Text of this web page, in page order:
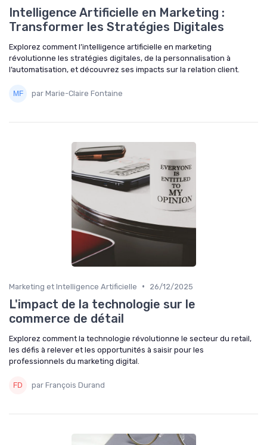
Intelligence Artificielle en Marketing :
Transformer les Stratégies Digitales
Explorez comment l’intelligence artificielle en marketing
révolutionne les stratégies digitales, de la personnalisation à
l’automatisation, et découvrez ses impacts sur la relation client.
par Marie-Claire Fontaine
Marketing et Intelligence Artificielle • 26/12/2025
L'impact de la technologie sur le
commerce de détail
Explorez comment la technologie révolutionne le secteur du retail,
les défis à relever et les opportunités à saisir pour les
professionnels du marketing digital.
par François Durand